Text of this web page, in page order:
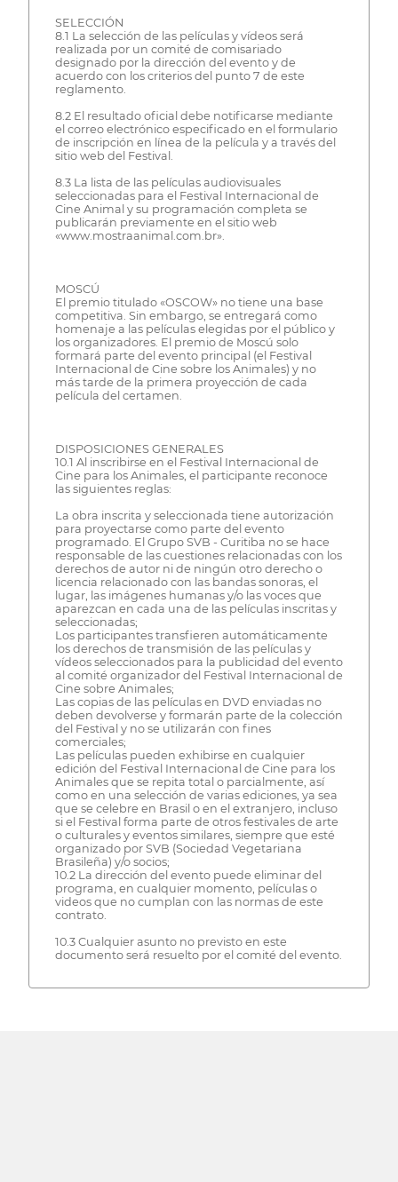
SELECCIÓN
8.1 La selección de las películas y vídeos será
realizada por un comité de comisariado
designado por la dirección del evento y de
acuerdo con los criterios del punto 7 de este
reglamento.
8.2 El resultado oficial debe notificarse mediante
el correo electrónico especificado en el formulario
de inscripción en línea de la película y a través del
sitio web del Festival.
8.3 La lista de las películas audiovisuales
seleccionadas para el Festival Internacional de
Cine Animal y su programación completa se
publicarán previamente en el sitio web
«www.mostraanimal.com.br».
MOSCÚ
El premio titulado «OSCOW» no tiene una base
competitiva. Sin embargo, se entregará como
homenaje a las películas elegidas por el público y
los organizadores. El premio de Moscú solo
formará parte del evento principal (el Festival
Internacional de Cine sobre los Animales) y no
más tarde de la primera proyección de cada
película del certamen.
DISPOSICIONES GENERALES
10.1 Al inscribirse en el Festival Internacional de
Cine para los Animales, el participante reconoce
las siguientes reglas:
La obra inscrita y seleccionada tiene autorización
para proyectarse como parte del evento
programado. El Grupo SVB - Curitiba no se hace
responsable de las cuestiones relacionadas con los
derechos de autor ni de ningún otro derecho o
licencia relacionado con las bandas sonoras, el
lugar, las imágenes humanas y/o las voces que
aparezcan en cada una de las películas inscritas y
seleccionadas;
Los participantes transfieren automáticamente
los derechos de transmisión de las películas y
vídeos seleccionados para la publicidad del evento
al comité organizador del Festival Internacional de
Cine sobre Animales;
Las copias de las películas en DVD enviadas no
deben devolverse y formarán parte de la colección
del Festival y no se utilizarán con fines
comerciales;
Las películas pueden exhibirse en cualquier
edición del Festival Internacional de Cine para los
Animales que se repita total o parcialmente, así
como en una selección de varias ediciones, ya sea
que se celebre en Brasil o en el extranjero, incluso
si el Festival forma parte de otros festivales de arte
o culturales y eventos similares, siempre que esté
organizado por SVB (Sociedad Vegetariana
Brasileña) y/o socios;
10.2 La dirección del evento puede eliminar del
programa, en cualquier momento, películas o
videos que no cumplan con las normas de este
contrato.
10.3 Cualquier asunto no previsto en este
documento será resuelto por el comité del evento.